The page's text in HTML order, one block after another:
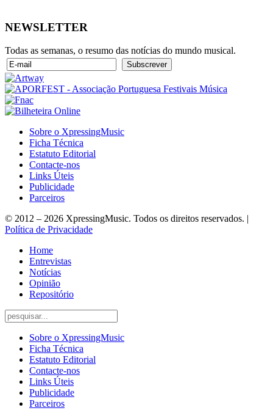
NEWSLETTER
Todas as semanas, o resumo das notícias do mundo musical.
Sobre o XpressingMusic
Ficha Técnica
Estatuto Editorial
Contacte-nos
Links Úteis
Publicidade
Parceiros
© 2012 – 2026 XpressingMusic. Todos os direitos reservados. |
Política de Privacidade
Home
Entrevistas
Notícias
Opinião
Repositório
Sobre o XpressingMusic
Ficha Técnica
Estatuto Editorial
Contacte-nos
Links Úteis
Publicidade
Parceiros